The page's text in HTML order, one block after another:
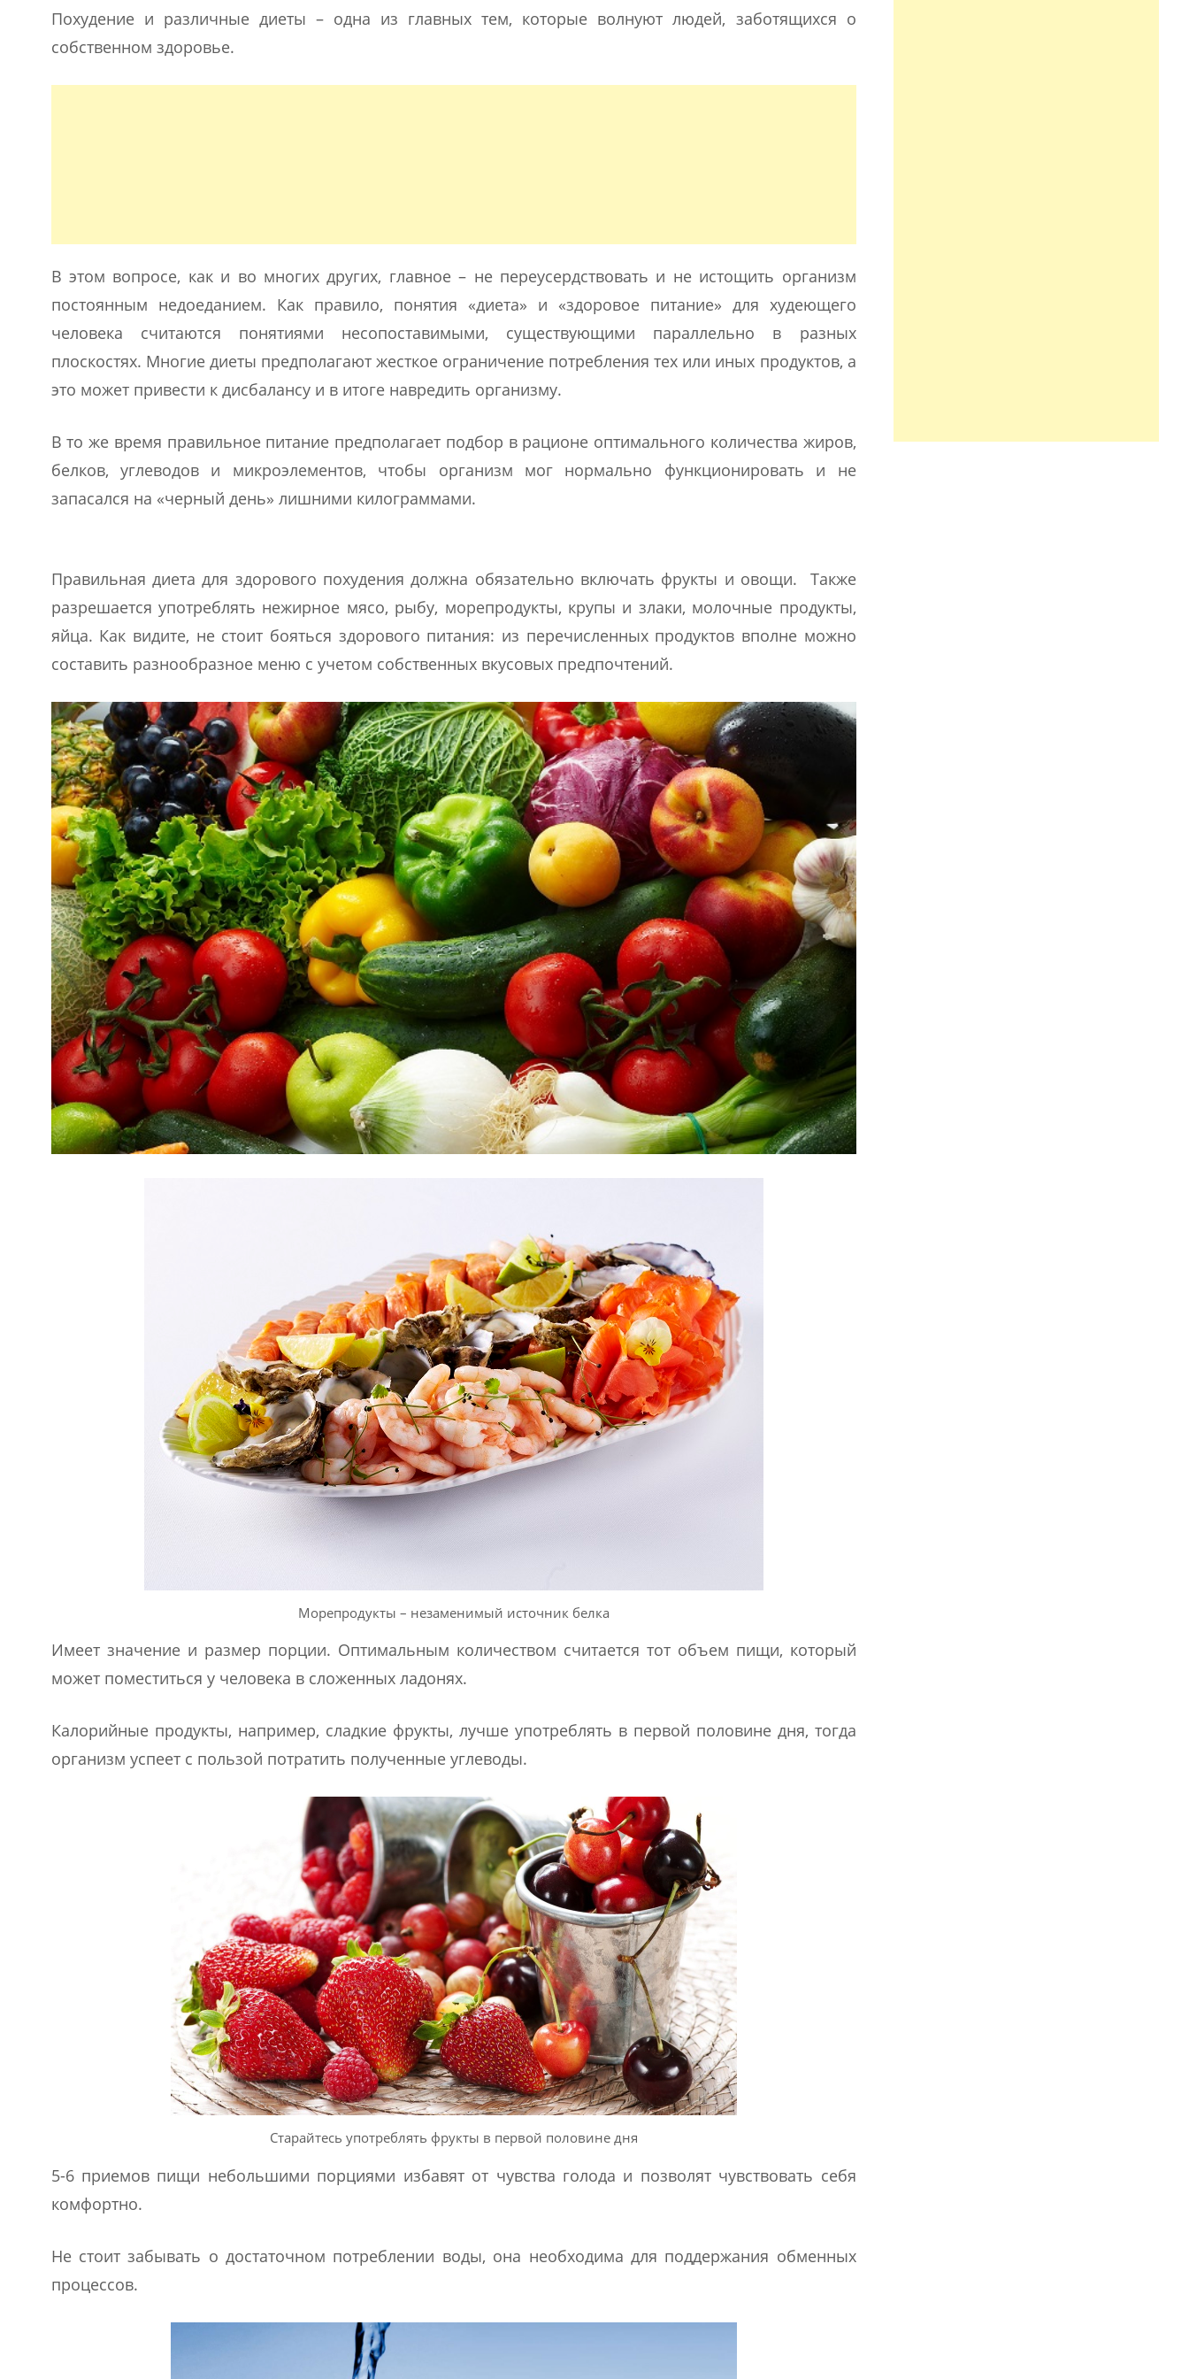
Похудение и различные диеты – одна из главных тем, которые волнуют людей, заботящихся о
собственном здоровье.
В этом вопросе, как и во многих других, главное – не переусердствовать и не истощить организм
постоянным недоеданием. Как правило, понятия «диета» и «здоровое питание» для худеющего
человека считаются понятиями несопоставимыми, существующими параллельно в разных
плоскостях. Многие диеты предполагают жесткое ограничение потребления тех или иных продуктов, а
это может привести к дисбалансу и в итоге навредить организму.
В то же время правильное питание предполагает подбор в рационе оптимального количества жиров,
белков, углеводов и микроэлементов, чтобы организм мог нормально функционировать и не
запасался на «черный день» лишними килограммами.
Правильная диета для здорового похудения должна обязательно включать фрукты и овощи. Также
разрешается употреблять нежирное мясо, рыбу, морепродукты, крупы и злаки, молочные продукты,
яйца. Как видите, не стоит бояться здорового питания: из перечисленных продуктов вполне можно
составить разнообразное меню с учетом собственных вкусовых предпочтений.
Морепродукты – незаменимый источник белка
Имеет значение и размер порции. Оптимальным количеством считается тот объем пищи, который
может поместиться у человека в сложенных ладонях.
Калорийные продукты, например, сладкие фрукты, лучше употреблять в первой половине дня, тогда
организм успеет с пользой потратить полученные углеводы.
Старайтесь употреблять фрукты в первой половине дня
5-6 приемов пищи небольшими порциями избавят от чувства голода и позволят чувствовать себя
комфортно.
Не стоит забывать о достаточном потреблении воды, она необходима для поддержания обменных
процессов.